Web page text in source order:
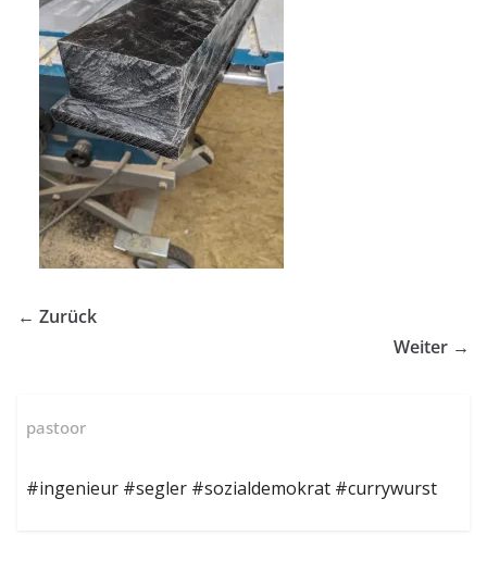
← Zurück
Weiter →
pastoor
#ingenieur #segler #sozialdemokrat #currywurst